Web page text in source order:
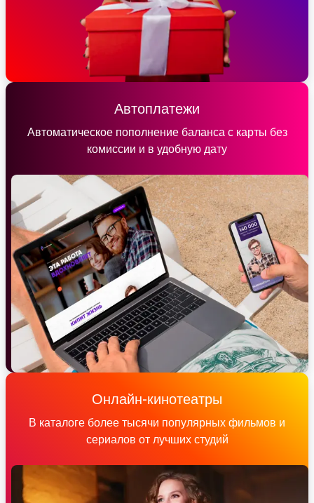
Автоплатежи
Автоматическое пополнение баланса с карты без
комиссии и в удобную дату
Онлайн-кинотеатры
В каталоге более тысячи популярных фильмов и
сериалов от лучших студий